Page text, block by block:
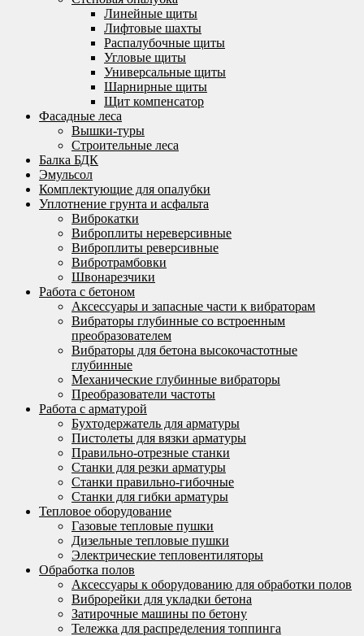
Линейные щиты
Лифтовые шахты
Распалубочные щиты
Угловые щиты
Универсальные щиты
Шарнирные щиты
Щит компенсатор
Фасадные леса
Вышки-туры
Строительные леса
Балка БДК
Эмульсол
Комплектующие для опалубки
Уплотнение грунта и асфальта
Виброкатки
Виброплиты нереверсивные
Виброплиты реверсивные
Вибротрамбовки
Швонарезчики
Работа с бетоном
Аксессуары и запасные части к вибраторам
Вибраторы глубинные со встроенным
преобразователем
Вибраторы для бетона высокочастотные
глубинные
Механические глубинные вибраторы
Преобразователи частоты
Работа с арматурой
Бухтодержатель для арматуры
Пистолеты для вязки арматуры
Правильно-отрезные станки
Станки для резки арматуры
Станки правильно-гибочные
Станки для гибки арматуры
Тепловое оборудование
Газовые тепловые пушки
Дизельные тепловые пушки
Электрические тепловентиляторы
Обработка полов
Аксессуары к оборудованию для обработки полов
Виброрейки для укладки бетона
Затирочные машины по бетону
Тележка для распределения топпинга